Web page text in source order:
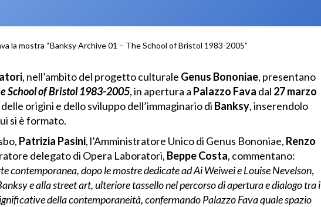
la mostra “Banksy Archive 01 – The School of Bristol 1983-2005”
, nell’ambito del progetto culturale Genus Bononiae, presentano
School of Bristol 1983-2005, in apertura a Palazzo Fava dal 27 marzo
origini e dello sviluppo dell’immaginario di Banksy, inserendolo
si è formato.
Patrizia Pasini, l’Amministratore Unico di Genus Bononiae, Renzo
delegato di Opera Laboratori, Beppe Costa, commentano:
contemporanea, dopo le mostre dedicate ad Ai Weiwei e Louise Nevelson,
e alla street art, ulteriore tassello nel percorso di apertura e dialogo tra i
della contemporaneità, confermando Palazzo Fava quale spazio